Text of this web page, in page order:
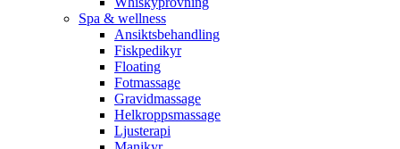
Spa & wellness
Ansiktsbehandling
Fiskpedikyr
Floating
Fotmassage
Gravidmassage
Helkroppsmassage
Ljusterapi